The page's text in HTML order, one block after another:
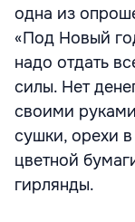
одна из
«Под Новый
надо отдать
силы. Нет
своими
сушки, орехи
цветной
гирлянды.